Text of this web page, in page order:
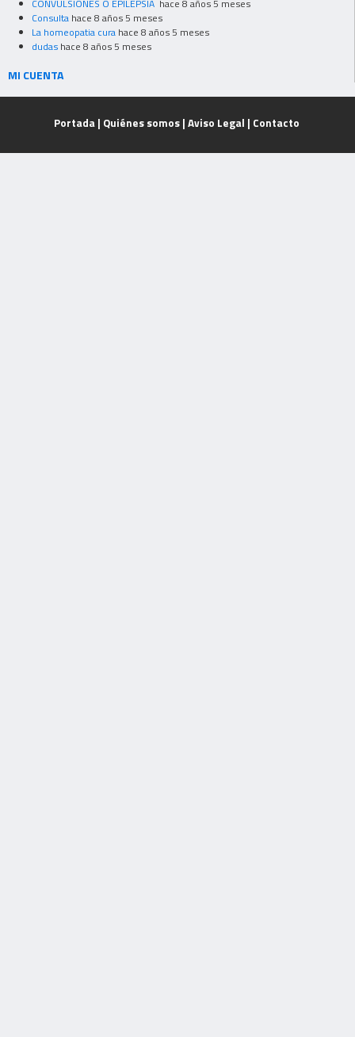
CONVULSIONES O EPILEPSIA hace 8 años 5 meses
Consulta hace 8 años 5 meses
La homeopatia cura hace 8 años 5 meses
dudas hace 8 años 5 meses
MI CUENTA
Portada | Quiénes somos| Aviso Legal | Contacto